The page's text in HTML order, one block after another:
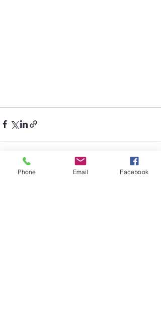
Phone Email Facebook